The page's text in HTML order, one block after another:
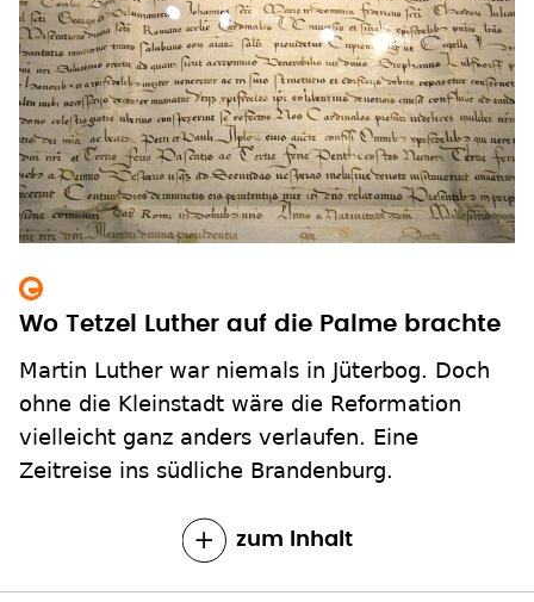
Wo Tetzel Luther auf die Palme brachte
Martin Luther war niemals in Jüterbog. Doch
ohne die Kleinstadt wäre die Reformation
vielleicht ganz anders verlaufen. Eine
Zeitreise ins südliche Brandenburg.
zum Inhalt